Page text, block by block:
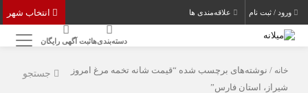
ورود / ثبت نام علاقه‌مندی ها
دسته‌بندی‌هاثبت آگهی رایگان
جستجو خانه / نوشته‌های برچسب شده “قیمت شانه تخمه مرغ امروز
شیراز، استان فارس”